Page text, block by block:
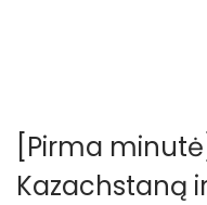
[Pirma
Kazachstaną